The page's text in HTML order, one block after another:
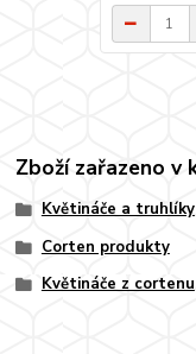
Zboží zařazeno v
Květináče a truhlíky
Corten produkty
Květináče z cortenu